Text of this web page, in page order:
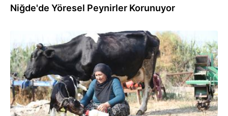
Niğde'de Yöresel Peynirler Korunuyor
27.07.2026